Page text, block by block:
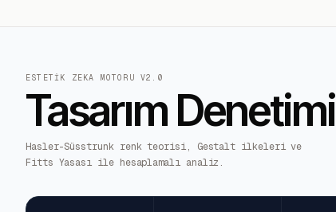
ESTETIK ZEKA MOTORU V2.0
Tasarım Denetimi
Hasler-Süsstrunk renk teorisi, Gestalt ilkeleri ve
Fitts Yasası ile hesaplamalı analiz.